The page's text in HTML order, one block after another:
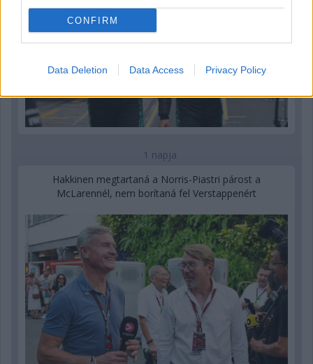
CONFIRM
Data Deletion Data Access Privacy Policy
1 napja
Hakkinen megtartaná a Norris-Piastri párost a
McLarennél, nem borítaná fel Verstappenért